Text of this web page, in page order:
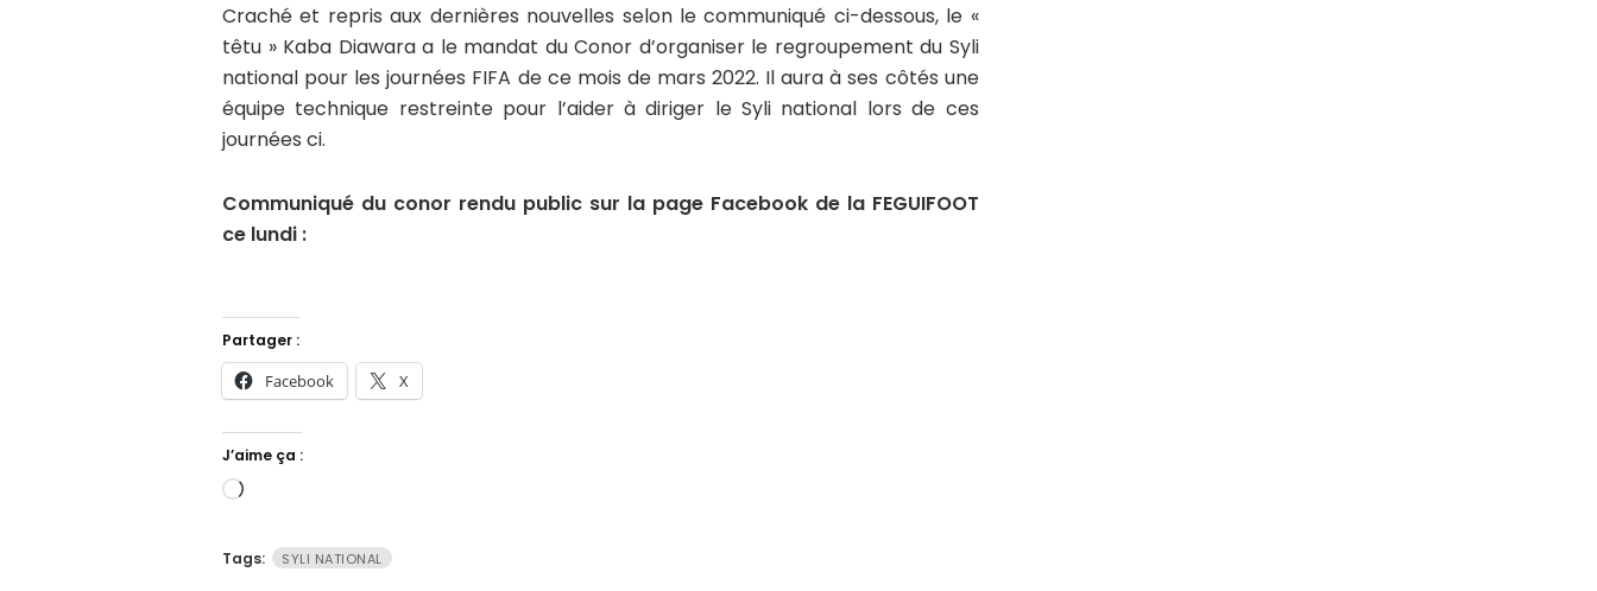
Craché et repris aux dernières nouvelles selon le communiqué ci-dessous, le «
têtu » Kaba Diawara a le mandat du Conor d’organiser le regroupement du Syli
national pour les journées FIFA de ce mois de mars 2022. Il aura à ses côtés une
équipe technique restreinte pour l’aider à diriger le Syli national lors de ces
journées ci.
Communiqué du conor rendu public sur la page Facebook de la FEGUIFOOT
ce lundi :
Partager :
Facebook X
J’aime ça :
Chargement…
Tags: SYLI NATIONAL